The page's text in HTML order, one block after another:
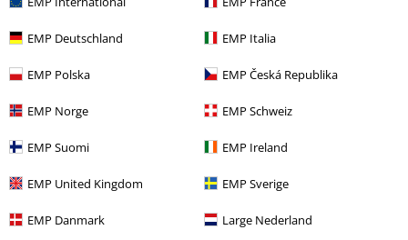
EMP Deutschland EMP Italia
EMP Polska EMP Česká Republika
EMP Norge EMP Schweiz
EMP Suomi EMP Ireland
EMP United Kingdom EMP Sverige
EMP Danmark Large Nederland
Tøj & accessories T-shirts